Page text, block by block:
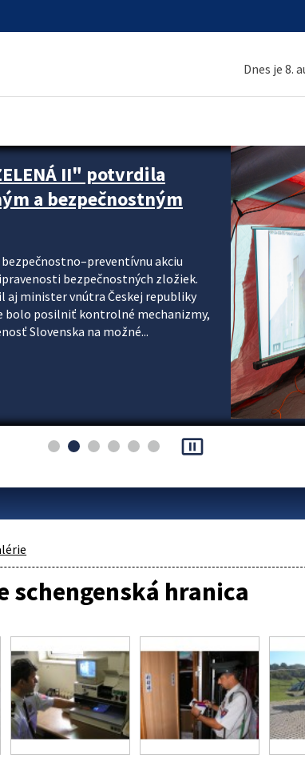
Dnes je 8.
II" potvrdila
a bezpečnostným
akciu
bezpečnostných zložiek.
aj minister vnútra Českej republiky
bolo posilniť kontrolné mechanizmy,
Slovenska na možné...
pause_presentation
schengenská hranica